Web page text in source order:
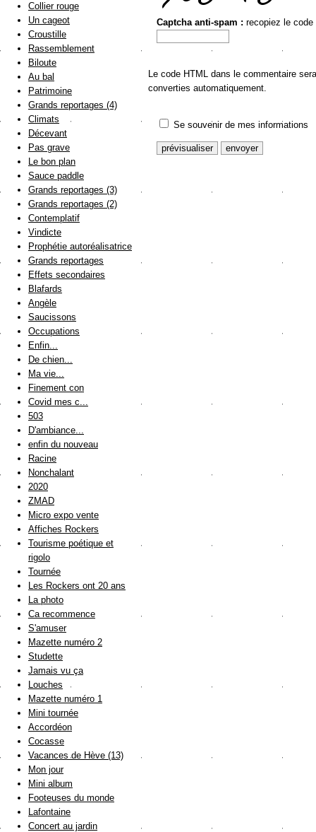
Captcha anti-spam : recopiez le code
Le code HTML dans le commentaire
converties automatiquement.
Se souvenir de mes informations
Collier rouge
Un cageot
Croustille
Rassemblement
Biloute
Au bal
Patrimoine
Grands reportages (4)
Climats
Décevant
Pas grave
Le bon plan
Sauce paddle
Grands reportages (3)
Grands reportages (2)
Contemplatif
Vindicte
Prophétie autoréalisatrice
Grands reportages
Effets secondaires
Blafards
Angèle
Saucissons
Occupations
Enfin...
De chien...
Ma vie...
Finement con
Covid mes c...
503
D'ambiance...
enfin du nouveau
Racine
Nonchalant
2020
ZMAD
Micro expo vente
Affiches Rockers
Tourisme poétique et
rigolo
Tournée
Les Rockers ont 20 ans
La photo
Ca recommence
S'amuser
Mazette numéro 2
Studette
Jamais vu ça
Louches
Mazette numéro 1
Mini tournée
Accordéon
Cocasse
Vacances de Hève (13)
Mon jour
Mini album
Footeuses du monde
Lafontaine
Concert au jardin